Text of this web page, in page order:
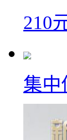
210
集中